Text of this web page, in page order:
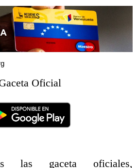
Oficial
las gaceta oficiales,